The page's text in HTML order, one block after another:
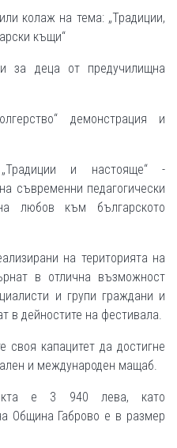
колаж на тема: „Традиции,
къщи“
за деца от предучилищна
демонстрация и
и настояще“ -
съвременни педагогически
любов към българското
на територията на
в отлична възможност
и групи граждани и
в дейностите на фестивала.
своя капацитет да достигне
и международен мащаб.
е 3 940 лева, като
Община Габрово е в размер